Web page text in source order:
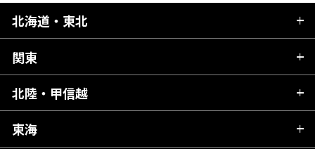
北海道・東北
北海道
青森県
秋田県
関東
茨城県
栃木県
北陸・甲信越
新潟県
東海